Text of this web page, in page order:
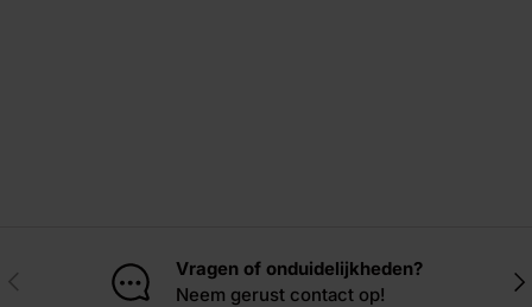
Vorige
Vragen of onduidelijkheden?
Neem gerust contact op!